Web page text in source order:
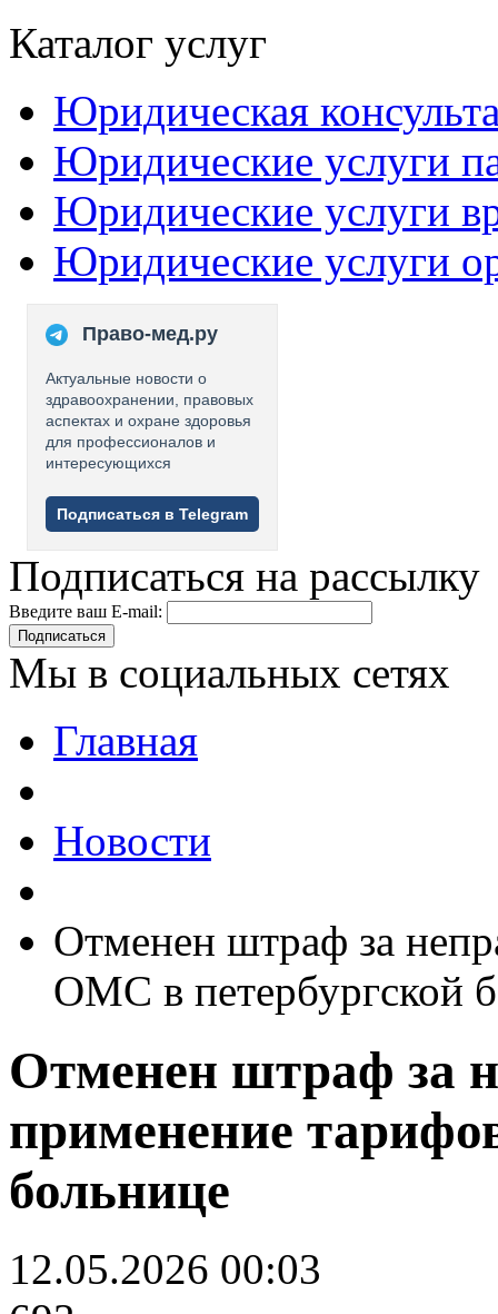
Каталог услуг
Юридическая
Юридические услуги
Юридические услуги
Юридические услуги
Право-мед.ру
Актуальные новости о
здравоохранении, правовых
аспектах и охране здоровья
для профессионалов и
интересующихся
Подписаться в Telegram
Подписаться на рассылку
Введите ваш E-mail:
Подписаться
Мы в социальных сетях
Главная
Новости
Отменен штраф за
ОМС в петербургской
Отменен штраф за
применение
больнице
12.05.2026 00:03